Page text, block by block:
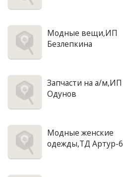
Модные вещи,ИП
Безлепкина
Запчасти на а/м,ИП
Одунов
Модные женские
одежды,ТД Артур-6